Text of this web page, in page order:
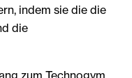
indem sie die die
die